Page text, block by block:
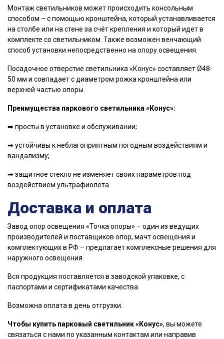
Монтаж светильников может происходить консольным
способом – с помощью кронштейна, который устанавливается
на столбе или на стене за счёт крепления и который идет в
комплекте со светильником. Также возможен венчающий
способ установки непосредственно на опору освещения.
Посадочное отверстие светильника «Конус» составляет Ø48-
50 мм и совпадает с диаметром рожка кронштейна или
верхней частью опоры.
Преимущества паркового светильника «Конус»:
➡ просты в установке и обслуживании;
➡ устойчивы к неблагоприятным погодным воздействиям и
вандализму;
➡ защитное стекло не изменяет своих параметров под
воздействием ультрафиолета.
Доставка и оплата
Завод опор освещения «Точка опоры» – один из ведущих
производителей и поставщиков опор, мачт освещения и
комплектующих в РФ – предлагает комплексные решения для
наружного освещения.
Вся продукция поставляется в заводской упаковке, с
паспортами и сертификатами качества.
Возможна оплата в день отгрузки.
Чтобы купить парковый светильник «Конус», вы можете
связаться с нами по указанным контактам или направив